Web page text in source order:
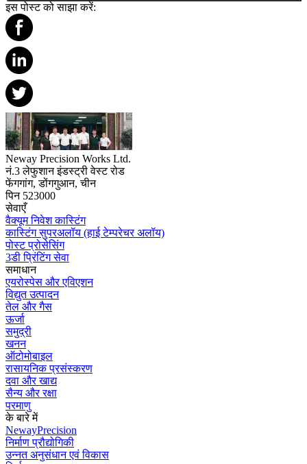
इस पोस्ट को साझा करें:
Neway Precision Works Ltd.
नं.3 लेफुशान इंडस्ट्री वेस्ट रोड
फेंगगांग, डोंगगुआन, चीन
पिन 523000
सेवाएँ
वैक्यूम निवेश कास्टिंग
कास्टिंग सुपरअलॉय (हाई टेम्परेचर अलॉय)
पोस्ट प्रोसेसिंग
3डी प्रिंटिंग सेवा
समाधान
एयरोस्पेस और एविएशन
विद्युत उत्पादन
तेल और गैस
ऊर्जा
समुद्री
खनन
ऑटोमोबाइल
रासायनिक प्रसंस्करण
दवा और खाद्य
सैन्य और रक्षा
परमाणु
के बारे में
NewayPrecision
निर्माण प्रौद्योगिकी
उन्नत अनुसंधान एवं विकास